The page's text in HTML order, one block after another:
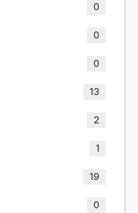
0
0
0
13
2
1
19
0